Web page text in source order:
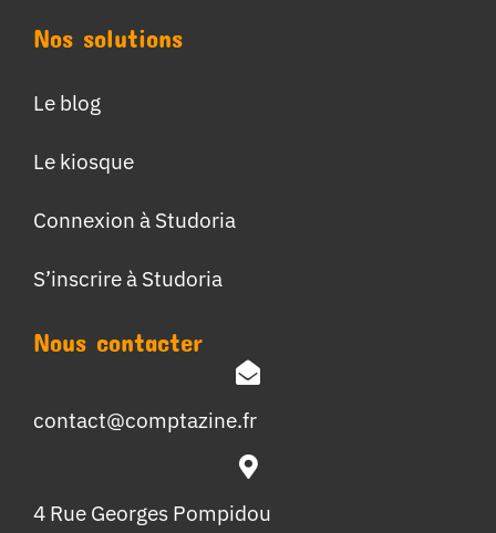
Nos solutions
Le blog
Le kiosque
Connexion à Studoria
S’inscrire à Studoria
Nous contacter
contact@comptazine.fr
4 Rue Georges Pompidou